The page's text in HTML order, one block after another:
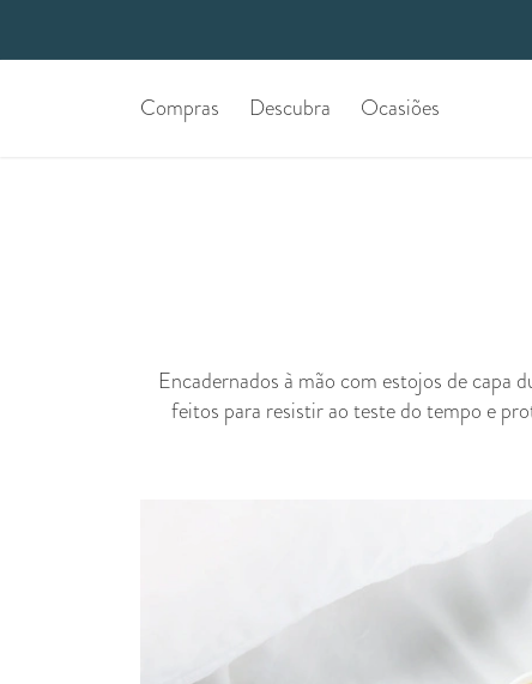
Compras Descubra Ocasiões
Encadernados à mão com estojos de capa
feitos para resistir ao teste do tempo e